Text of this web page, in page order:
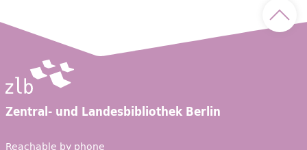
Zentral- und Landesbibliothek Berlin
Reachable by phone